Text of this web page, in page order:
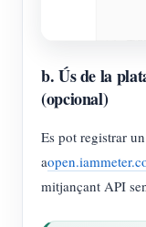
b. Ús de la
(opcional)
Es pot registrar
a
mitjançant API